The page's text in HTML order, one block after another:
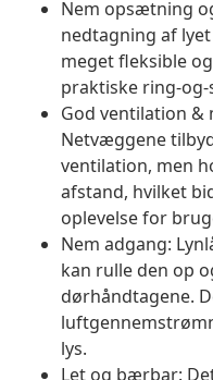
Nem opsætning
nedtagning af
meget fleksible
praktiske ring-
God ventilation &
Netvæggene
ventilation, men
afstand, hvilket
oplevelse for
Nem adgang:
kan rulle den op
dørhåndtagene.
lys.
Let og bærbar: